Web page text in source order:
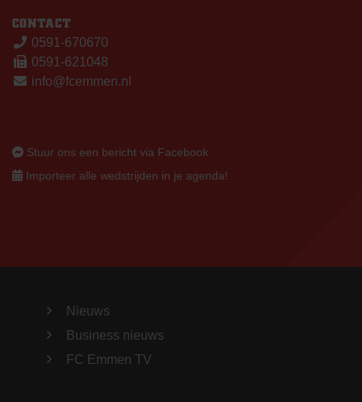
CONTACT
0591-670670
0591-621048
info@fcemmen.nl
Stuur ons een bericht via Facebook
Importeer alle wedstrijden in je agenda!
Nieuws
Business nieuws
FC Emmen TV